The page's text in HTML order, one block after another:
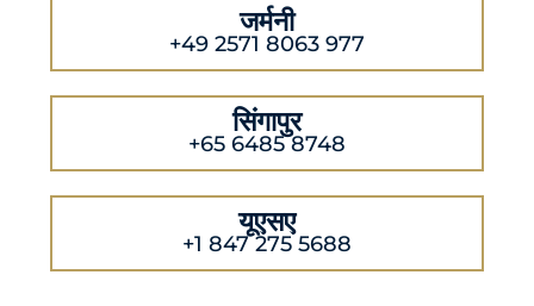
जर्मनी
+49 2571 8063 977
सिंगापुर
+65 6485 8748
यूएसए
+1 847 275 5688